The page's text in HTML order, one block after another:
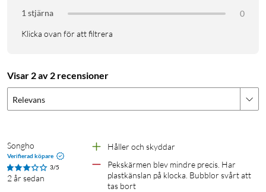
1 stjärna
0
Klicka ovan för att filtrera
Visar 2 av 2 recensioner
Relevans
Songho
Verifierad köpare
3/5
2 år sedan
Håller och skyddar
Pekskärmen blev mindre precis. Har
plastkänslan på klocka. Bubblor svårt att
tas bort